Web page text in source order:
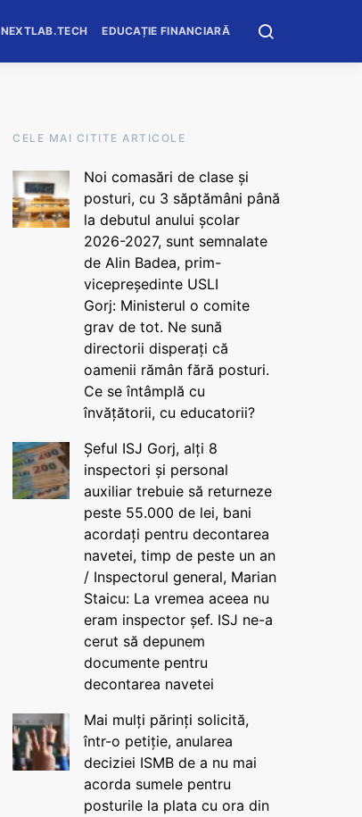
NEXTLAB.TECH EDUCAȚIE FINANCIARĂ
CELE MAI CITITE ARTICOLE
Noi comasări de clase și
posturi, cu 3 săptămâni până
la debutul anului școlar
2026-2027, sunt semnalate
de Alin Badea, prim-
vicepreședinte USLI
Gorj: Ministerul o comite
grav de tot. Ne sună
directorii disperați că
oamenii rămân fără posturi.
Ce se întâmplă cu
învățătorii, cu educatorii?
Șeful ISJ Gorj, alți 8
inspectori și personal
auxiliar trebuie să returneze
peste 55.000 de lei, bani
acordați pentru decontarea
navetei, timp de peste un an
/ Inspectorul general, Marian
Staicu: La vremea aceea nu
eram inspector șef. ISJ ne-a
cerut să depunem
documente pentru
decontarea navetei
Mai mulți părinți solicită,
într-o petiție, anularea
deciziei ISMB de a nu mai
acorda sumele pentru
posturile la plata cu ora din